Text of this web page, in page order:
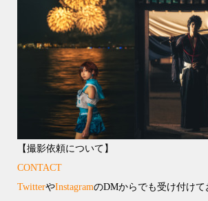
【撮影依頼について】
CONTACT
TwitterやInstagramのDMからでも受け付けて